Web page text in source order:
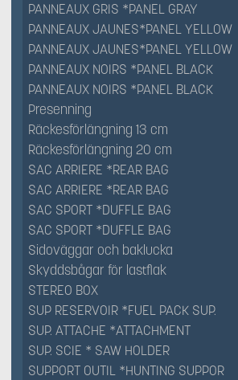
PANNEAUX GRIS *PANEL GRAY
PANNEAUX JAUNES*PANEL YELLOW
PANNEAUX JAUNES*PANEL YELLOW
PANNEAUX NOIRS *PANEL BLACK
PANNEAUX NOIRS *PANEL BLACK
Presenning
Räckesförlängning 13 cm
Räckesförlängning 20 cm
SAC ARRIERE *REAR BAG
SAC ARRIERE *REAR BAG
SAC SPORT *DUFFLE BAG
SAC SPORT *DUFFLE BAG
Sidoväggar och baklucka
Skyddsbågar för lastflak
STEREO BOX
SUP RESERVOIR *FUEL PACK SUP.
SUP. ATTACHE *ATTACHMENT
SUP. SCIE * SAW HOLDER
SUPPORT OUTIL *HUNTING SUPPOR